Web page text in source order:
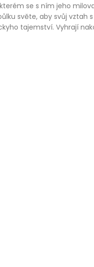
se s ním jeho
světe, aby svůj vztah s
tajemství. Vyhrají